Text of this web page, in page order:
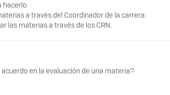
hacerlo.
a través del Coordinador de la carrera.
las materias a través de los CRN.
en la evaluación de una materia?